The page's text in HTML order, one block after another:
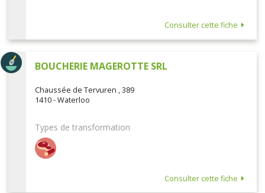
Consulter cette fiche
BOUCHERIE MAGEROTTE SRL
Chaussée de Tervuren , 389
1410 - Waterloo
Types de transformation
Consulter cette fiche